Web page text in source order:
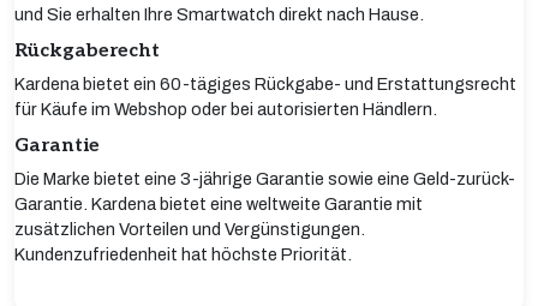
und Sie erhalten Ihre Smartwatch direkt nach Hause.
Rückgaberecht
Kardena bietet ein 60-tägiges Rückgabe- und Erstattungsrecht
für Käufe im Webshop oder bei autorisierten Händlern.
Garantie
Die Marke bietet eine 3-jährige Garantie sowie eine Geld-zurück-
Garantie. Kardena bietet eine weltweite Garantie mit
zusätzlichen Vorteilen und Vergünstigungen.
Kundenzufriedenheit hat höchste Priorität.